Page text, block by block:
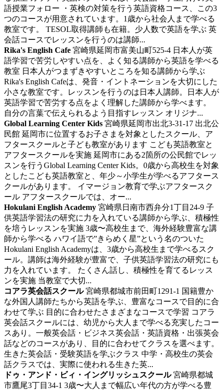
語授業フォロー ・英検の対策を行う英語資格コース、この3
つのコースが用意されています。1歳から社会人まで学べる
教室です。 TESOL取得講師も在籍。少人数で英語を学ぶ 英
会話コースでレッスンを行うのは講師...
Rika's English Cafe 宮崎県延岡市富美山町525-4 日本人が英
語学習で苦労しやすい点を、よく知る講師から英語を学べる
教室 日本人がつまずきやすいところを知る講師から学ぶ
Rika's English Cafeは、発音・イントネーションを大切にした
小さな教室です。レッスンを行うのは日本人講師。日本人が
英語学習で苦労する点をよく理解した講師から学べます。
自分の言葉で伝えられるよう目指すレッスン オリジナ...
Global Learning Center Kids 宮崎県延岡市出北3-31-17 出北公
民館 延岡市に位置するお子さまを対象としたスクール、ア
フタースクールと子ども教室があります こども英語教室と
アフタースクールを実施 延岡市にある2箇所の公民館でレッ
スンを行うGlobal Learning Center Kids。0歳から高校生を対象
としたこども英語教室と、年少～小学生が学べるアフタース
クールがあります。 イマージョン教育で学ぶアフタースク
ール アフタースクールでは、オー...
Hokulani English Academy 宮崎県日南市西弁分1丁目24-9 子
供英語学習法の研究に力を入れている講師から学ぶ、積極性
を培うレッスンを実施 3歳〜高校生まで、海外経験豊富な講
師から学べる ハワイ語で”きらめく星”という名のついた
Hokulani English Academyは、3歳から高校生まで学べるスク
ール。講師は海外経験が豊富で、子供英語学習法の研究にも
力を入れています。 たくさん話し、積極性を育てるレッス
ンを実施 当教室で大切...
コアラ英会話スクール宮崎県都城市前田町1291-1 国籍豊か
な外国人講師たちから英語を学ぶ、豊富なコースで目的に合
わせて学ぶ 目的に合わせたさまざまなコースで学習 コアラ
英会話スクールには、幼児から大人まで学べる充実したコー
スあり。一般英会話・ビジネス英会話・英語資格・出張英会
話などのコースがあり、目的に合わせてクラスを選べます。
生きた英会話・受験英語を学ぶクラス 中学・高校生の英会
話クラスでは、実際に使われる生きた英...
ドゥ・アンド・ビィ・イングリッシュスクール宮崎県都城
市鷹尾3丁目34-1 3歳〜大人まで幅広い年代の方が学べる豊